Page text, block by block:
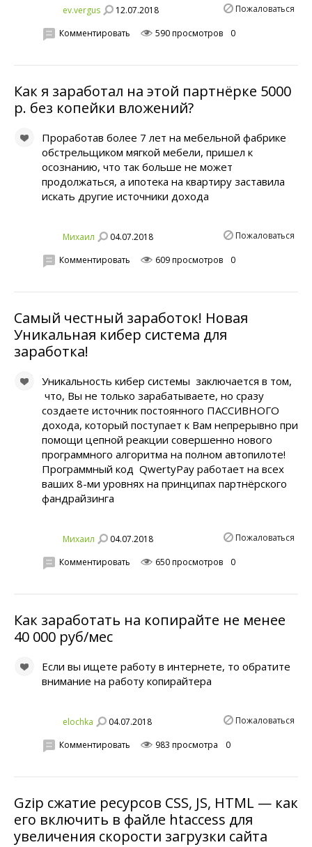
ev.vergus 12.07.2018 Пожаловаться
Комментировать 590 просмотров 0
Как я заработал на этой партнёрке 5000
р. без копейки вложений?
Проработав более 7 лет на мебельной фабрике
обстрельщиком мягкой мебели, пришел к
осознанию, что так больше не может
продолжаться, а ипотека на квартиру заставила
искать другие источники дохода
Михаил 04.07.2018 Пожаловаться
Комментировать 609 просмотров 0
Самый честный заработок! Новая
Уникальная кибер система для
заработка!
Уникальность кибер системы заключается в том,
что, Вы не только зарабатываете, но сразу
создаете источник постоянного ПАССИВНОГО
дохода, который поступает к Вам непрерывно при
помощи цепной реакции совершенно нового
программного алгоритма на полном автопилоте!
Программный код QwertyPay работает на всех
ваших 8-ми уровнях на принципах партнёрского
фандрайзинга
Михаил 04.07.2018 Пожаловаться
Комментировать 650 просмотров 0
Как заработать на копирайте не менее
40 000 руб/мес
Если вы ищете работу в интернете, то обратите
внимание на работу копирайтера
elochka 04.07.2018 Пожаловаться
Комментировать 983 просмотра 0
Gzip сжатие ресурсов CSS, JS, HTML — как
его включить в файле htaccess для
увеличения скорости загрузки сайта